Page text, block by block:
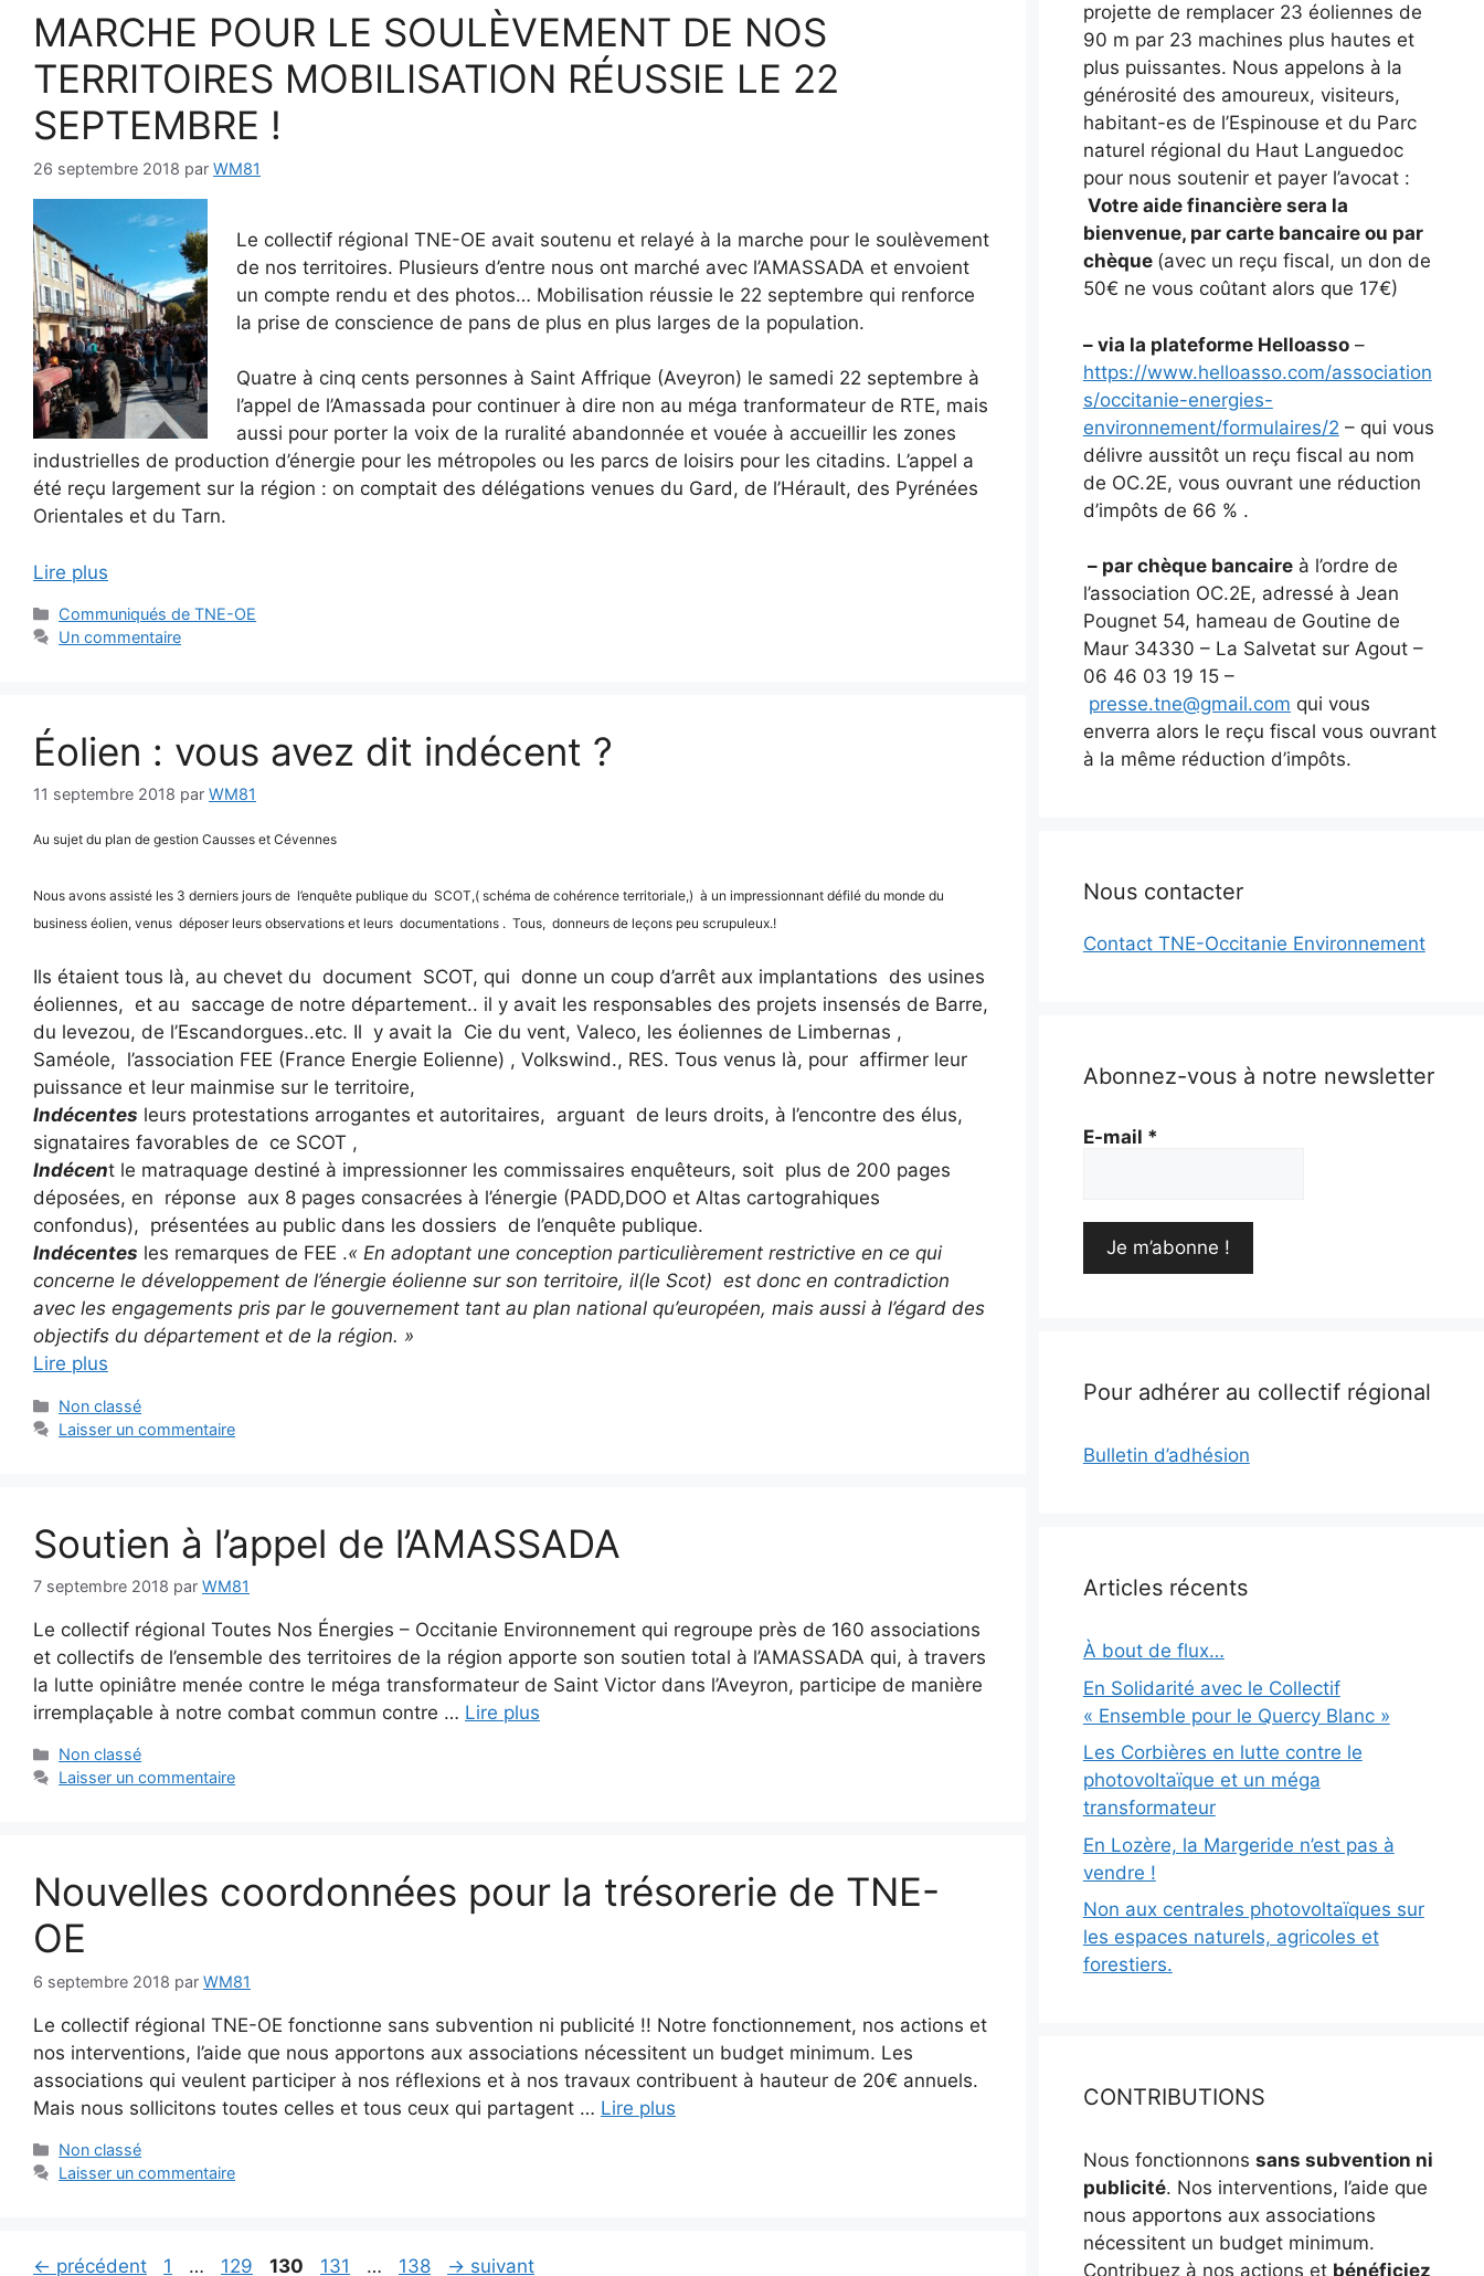
MARCHE POUR LE SOULÈVEMENT DE NOS
TERRITOIRES MOBILISATION RÉUSSIE LE 22
SEPTEMBRE !
26 septembre 2018 par WM81
Le collectif régional TNE-OE avait soutenu et relayé à la marche pour le soulèvement
de nos territoires. Plusieurs d’entre nous ont marché avec l’AMASSADA et envoient
un compte rendu et des photos… Mobilisation réussie le 22 septembre qui renforce
la prise de conscience de pans de plus en plus larges de la population.
Quatre à cinq cents personnes à Saint Affrique (Aveyron) le samedi 22 septembre à
l’appel de l’Amassada pour continuer à dire non au méga tranformateur de RTE, mais
aussi pour porter la voix de la ruralité abandonnée et vouée à accueillir les zones
industrielles de production d’énergie pour les métropoles ou les parcs de loisirs pour les citadins. L’appel a
été reçu largement sur la région : on comptait des délégations venues du Gard, de l’Hérault, des Pyrénées
Orientales et du Tarn.
Lire plus
Catégories
Communiqués de TNE-OE
Un commentaire
Éolien : vous avez dit indécent ?
11 septembre 2018 par WM81
Au sujet du plan de gestion Causses et Cévennes
Nous avons assisté les 3 derniers jours de l’enquête publique du SCOT,( schéma de cohérence territoriale,) à un impressionnant défilé du monde du
business éolien, venus déposer leurs observations et leurs documentations . Tous, donneurs de leçons peu scrupuleux.!
Ils étaient tous là, au chevet du document SCOT, qui donne un coup d’arrêt aux implantations des usines
éoliennes, et au saccage de notre département.. il y avait les responsables des projets insensés de Barre,
du levezou, de l’Escandorgues..etc. Il y avait la Cie du vent, Valeco, les éoliennes de Limbernas ,
Saméole, l’association FEE (France Energie Eolienne) , Volkswind., RES. Tous venus là, pour affirmer leur
puissance et leur mainmise sur le territoire,
Indécentes leurs protestations arrogantes et autoritaires, arguant de leurs droits, à l’encontre des élus,
signataires favorables de ce SCOT ,
Indécent le matraquage destiné à impressionner les commissaires enquêteurs, soit plus de 200 pages
déposées, en réponse aux 8 pages consacrées à l’énergie (PADD,DOO et Altas cartograhiques
confondus), présentées au public dans les dossiers de l’enquête publique.
Indécentes les remarques de FEE .« En adoptant une conception particulièrement restrictive en ce qui
concerne le développement de l’énergie éolienne sur son territoire, il(le Scot) est donc en contradiction
avec les engagements pris par le gouvernement tant au plan national qu’européen, mais aussi à l’égard des
objectifs du département et de la région. »
Lire plus
Catégories
Non classé
Laisser un commentaire
Soutien à l’appel de l’AMASSADA
7 septembre 2018 par WM81
Le collectif régional Toutes Nos Énergies – Occitanie Environnement qui regroupe près de 160 associations
et collectifs de l’ensemble des territoires de la région apporte son soutien total à l’AMASSADA qui, à travers
la lutte opiniâtre menée contre le méga transformateur de Saint Victor dans l’Aveyron, participe de manière
irremplaçable à notre combat commun contre … Lire plus
Catégories
Non classé
Laisser un commentaire
Nouvelles coordonnées pour la trésorerie de TNE-
OE
6 septembre 2018 par WM81
Le collectif régional TNE-OE fonctionne sans subvention ni publicité !! Notre fonctionnement, nos actions et
nos interventions, l’aide que nous apportons aux associations nécessitent un budget minimum. Les
associations qui veulent participer à nos réflexions et à nos travaux contribuent à hauteur de 20€ annuels.
Mais nous sollicitons toutes celles et tous ceux qui partagent … Lire plus
Catégories
Non classé
Laisser un commentaire
← précédent Page
1 … Page
129 Page
130 Page
131 … Page
138 → suivant
projette de remplacer 23 éoliennes de
90 m par 23 machines plus hautes et
plus puissantes. Nous appelons à la
générosité des amoureux, visiteurs,
habitant-es de l’Espinouse et du Parc
naturel régional du Haut Languedoc
pour nous soutenir et payer l’avocat :
Votre aide financière sera la
bienvenue, par carte bancaire ou par
chèque (avec un reçu fiscal, un don de
50€ ne vous coûtant alors que 17€)
– via la plateforme Helloasso–
https://www.helloasso.com/association
s/occitanie-energies-
environnement/formulaires/2 – qui vous
délivre aussitôt un reçu fiscal au nom
de OC.2E, vous ouvrant une réduction
d’impôts de 66 % .
– par chèque bancaireà l’ordre de
l’association OC.2E, adressé à Jean
Pougnet 54, hameau de Goutine de
Maur 34330 – La Salvetat sur Agout –
06 46 03 19 15 –
presse.tne@gmail.com qui vous
enverra alors le reçu fiscal vous ouvrant
à la même réduction d’impôts.
Nous contacter
Contact TNE-Occitanie Environnement
Abonnez-vous à notre newsletter
E-mail *
Pour adhérer au collectif régional
Bulletin d’adhésion
Articles récents
À bout de flux…
En Solidarité avec le Collectif
« Ensemble pour le Quercy Blanc »
Les Corbières en lutte contre le
photovoltaïque et un méga
transformateur
En Lozère, la Margeride n’est pas à
vendre !
Non aux centrales photovoltaïques sur
les espaces naturels, agricoles et
forestiers.
CONTRIBUTIONS
Nous fonctionnons sans subvention ni
publicité. Nos interventions, l’aide que
nous apportons aux associations
nécessitent un budget minimum.
Contribuez à nos actions et bénéficiez